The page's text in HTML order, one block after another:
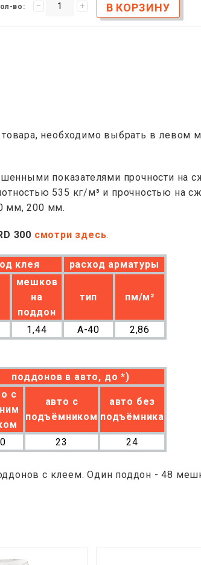
во:
товара, необходимо выбрать в
показателями прочности на
535 кг/м³ и прочностью на
мм, 200 мм.
300 смотри здесь.
клея расход арматуры
мешков
на
поддон
тип пм/м²
1,44 A-40 2,86
поддонов в авто, до *)
с
авто с
подъёмником
авто без
подъёмника
23 24
с клеем. Один поддон - 48